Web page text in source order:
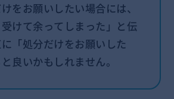
をお願いしたい場合には、
受けて余ってしまった」と伝
「処分だけをお願いした
良いかもしれません。